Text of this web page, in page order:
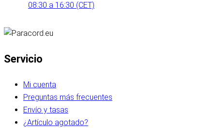
08:30 a 16:30 (CET)
Servicio
Mi cuenta
Preguntas más frecuentes
Envío y tasas
¿Artículo agotado?